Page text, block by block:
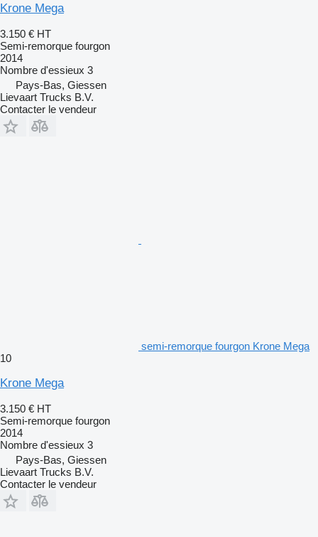
Krone Mega
3.150 € HT
Semi-remorque fourgon
2014
Nombre d'essieux 3
Pays-Bas, Giessen
Lievaart Trucks B.V.
Contacter le vendeur
semi-remorque fourgon Krone Mega
10
Krone Mega
3.150 € HT
Semi-remorque fourgon
2014
Nombre d'essieux 3
Pays-Bas, Giessen
Lievaart Trucks B.V.
Contacter le vendeur